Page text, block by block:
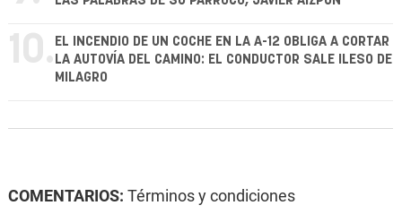
10. EL INCENDIO DE UN COCHE EN LA A-12 OBLIGA A CORTAR
LA AUTOVÍA DEL CAMINO: EL CONDUCTOR SALE ILESO DE
MILAGRO
COMENTARIOS: Términos y condiciones